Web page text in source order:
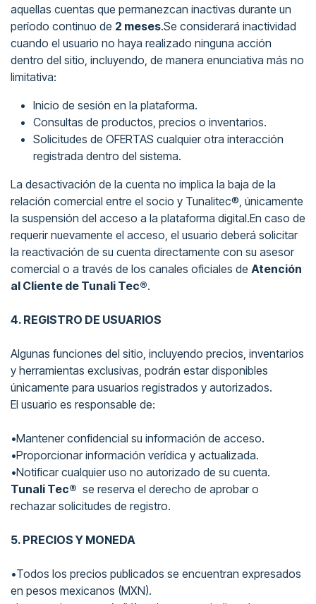
aquellas cuentas que permanezcan inactivas durante un
período continuo de 2 meses.Se considerará inactividad
cuando el usuario no haya realizado ninguna acción
dentro del sitio, incluyendo, de manera enunciativa más no
limitativa:
Inicio de sesión en la plataforma.
Consultas de productos, precios o inventarios.
Solicitudes de OFERTAS cualquier otra interacción
registrada dentro del sistema.
La desactivación de la cuenta no implica la baja de la
relación comercial entre el socio y Tunalitec®, únicamente
la suspensión del acceso a la plataforma digital.En caso de
requerir nuevamente el acceso, el usuario deberá solicitar
la reactivación de su cuenta directamente con su asesor
comercial o a través de los canales oficiales de Atención
al Cliente de Tunali Tec®.
4. REGISTRO DE USUARIOS
Algunas funciones del sitio, incluyendo precios, inventarios
y herramientas exclusivas, podrán estar disponibles
únicamente para usuarios registrados y autorizados.
El usuario es responsable de:
•Mantener confidencial su información de acceso.
•Proporcionar información verídica y actualizada.
•Notificar cualquier uso no autorizado de su cuenta.
Tunali Tec® se reserva el derecho de aprobar o
rechazar solicitudes de registro.
5. PRECIOS Y MONEDA
•Todos los precios publicados se encuentran expresados
en pesos mexicanos (MXN).